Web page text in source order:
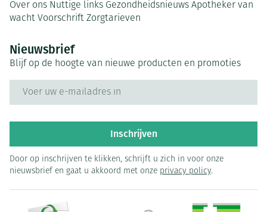
Over ons Nuttige links Gezondheidsnieuws Apotheker van
wacht Voorschrift Zorgtarieven
Nieuwsbrief
Blijf op de hoogte van nieuwe producten en promoties
Inschrijven
Door op inschrijven te klikken, schrijft u zich in voor onze
nieuwsbrief en gaat u akkoord met onze privacy policy.